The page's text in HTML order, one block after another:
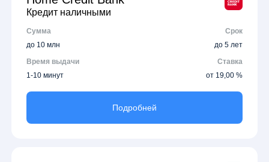
Кредит наличными
Сумма
Срок
до 10 млн
до 5 лет
Время выдачи
Ставка
1-10 минут
от 19,00 %
Подробней